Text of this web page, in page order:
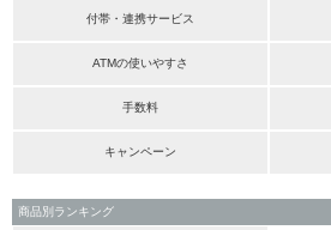
付帯・連携サービス
ATMの使いやすさ
手数料
キャンペーン
商品別ランキング